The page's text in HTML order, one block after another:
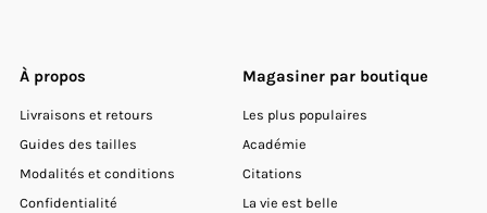
À propos
Livraisons et retours
Guides des tailles
Modalités et conditions
Confidentialité
Magasiner par boutique
Les plus populaires
Académie
Citations
La vie est belle